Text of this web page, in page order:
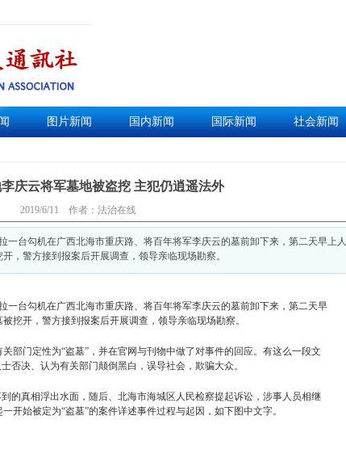
图片新闻 国内新闻 国际新闻 社会新闻
庆云将军墓地被盗挖 主犯仍逍遥法外
2019/6/11 作者：法治在线
一台勾机在广西北海市重庆路、将百年将军李庆云的墓前卸下来，第二天早上人
，警方接到报案后开展调查，领导亲临现场勘察。
一台勾机在广西北海市重庆路、将百年将军李庆云的墓前卸下来，第二天早
挖开，警方接到报案后开展调查，领导亲临现场勘察。
部门定性为“盗墓”，并在官网与刊物中做了对事件的回应。有这么一段文
否决、认为有关部门颠倒黑白，误导社会，欺骗大众。
的真相浮出水面，随后、北海市海城区人民检察提起诉讼，涉事人员相继
开始被定为“盗墓”的案件详述事件过程与起因，如下图中文字。